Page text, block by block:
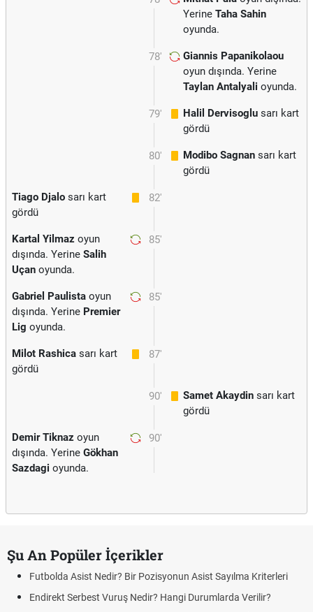
Yerine Taha Sahin
oyunda.
78'
Giannis Papanikolaou
oyun dışında. Yerine
Taylan Antalyali oyunda.
79' Halil Dervisoglu sarı kart
gördü
80' Modibo Sagnan sarı kart
gördü
82'
Tiago Djalo sarı kart
gördü
85'
Kartal Yilmaz oyun
dışında. Yerine Salih
Uçan oyunda.
85'
Gabriel Paulista oyun
dışında. Yerine Premier
Lig oyunda.
87'
Milot Rashica sarı kart
gördü
90' Samet Akaydin sarı kart
gördü
90'
Demir Tiknaz oyun
dışında. Yerine Gökhan
Sazdagi oyunda.
Şu An Popüler İçerikler
Futbolda Asist Nedir? Bir Pozisyonun Asist Sayılma Kriterleri
Endirekt Serbest Vuruş Nedir? Hangi Durumlarda Verilir?